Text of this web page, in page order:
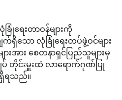
ရေးတာဝန်များကို
ရှိသော လုံခြုံရေးတပ်ဖွဲ့ဝင်များ
အား စေတနာရှင်ပြည်သူများမှ
ပ် တိုင်းမှူးထံ လာရောက်ဂုဏ်ပြု
ရှိရသည်။